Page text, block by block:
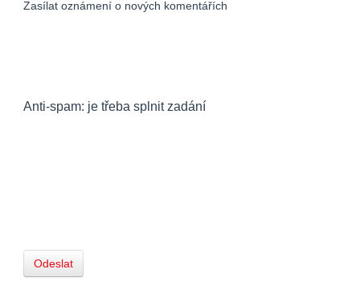
Zasílat oznámení o nových komentářích
Anti-spam: je třeba splnit zadání
Odeslat